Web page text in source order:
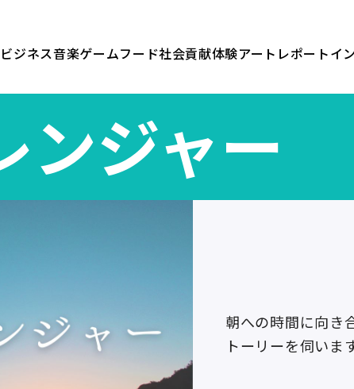
ビジネス音楽ゲームフード社会貢献体験アート レポートイ
ンジャー
朝への時間に向き
トーリーを伺います